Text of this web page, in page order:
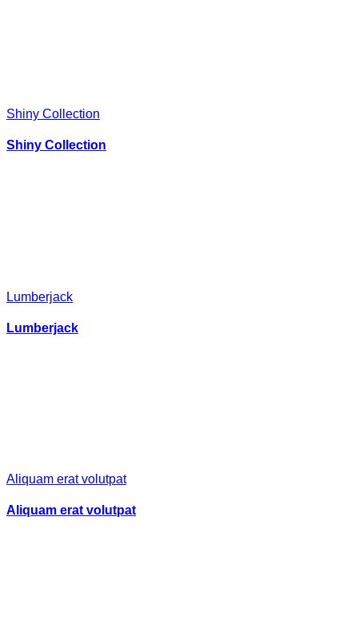
Shiny Collection
Shiny Collection
Lumberjack
Lumberjack
Aliquam erat volutpat
Aliquam erat volutpat